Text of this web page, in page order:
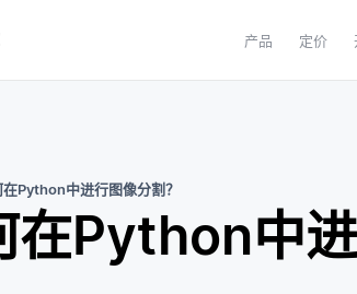
产品 定价
Python中进行图像分割？
在Python中